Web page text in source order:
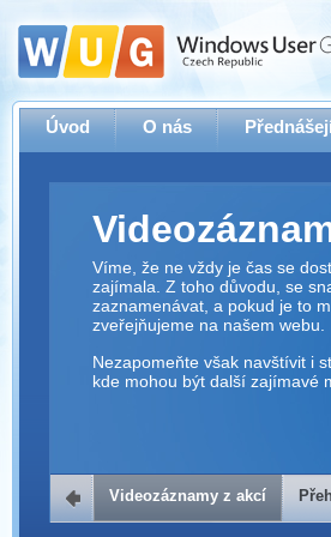
Úvod O nás
Víme, že ne vždy je čas se
zajímala. Z toho důvodu, se
zaznamenávat, a pokud je to
zveřejňujeme na našem webu.
Nezapomeňte však navštívit i
kde mohou být další zajímavé
Přehrávač
Videozáznamy z akcí